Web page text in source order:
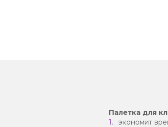
Палетка для
экономит